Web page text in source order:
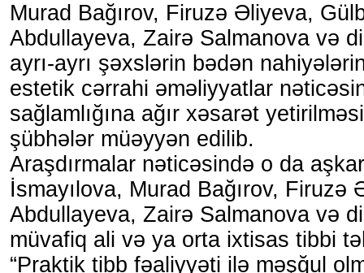
Murad Bağırov, Firuzə Əliyeva,
Abdullayeva, Zairə Salmanova və
ayrı-ayrı şəxslərin bədən
estetik cərrahi əməliyyatlar
sağlamlığına ağır xəsarət
şübhələr müəyyən edilib.
Araşdırmalar nəticəsində o da
İsmayılova, Murad Bağırov, Firuzə
Abdullayeva, Zairə Salmanova və
müvafiq ali və ya orta ixtisas tibbi
“Praktik tibb fəaliyyəti ilə məşğul